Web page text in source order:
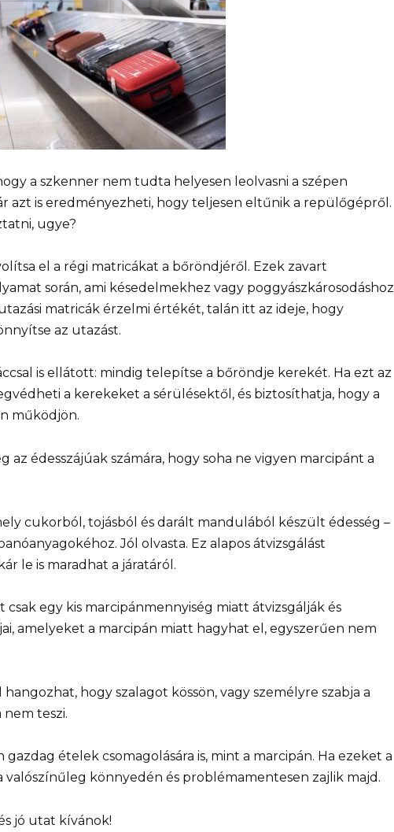
a szkenner nem tudta helyesen leolvasni a szépen
azt is eredményezheti, hogy teljesen eltűnik a repülőgépről.
ugye?
el a régi matricákat a bőröndjéről. Ezek zavart
során, ami késedelmekhez vagy poggyászkárosodáshoz
matricák érzelmi értékét, talán itt az ideje, hogy
az utazást.
is ellátott: mindig telepítse a bőröndje kerekét. Ha ezt az
a kerekeket a sérülésektől, és biztosíthatja, hogy a
működjön.
az édesszájúak számára, hogy soha ne vigyen marcipánt a
cukorból, tojásból és darált mandulából készült édesség –
Jól olvasta. Ez alapos átvizsgálást
le is maradhat a járatáról.
egy kis marcipánmennyiség miatt átvizsgálják és
amelyeket a marcipán miatt hagyhat el, egyszerűen nem
hogy szalagot kössön, vagy személyre szabja a
teszi.
ételek csomagolására is, mint a marcipán. Ha ezeket a
valószínűleg könnyedén és problémamentesen zajlik majd.
jó utat kívánok!